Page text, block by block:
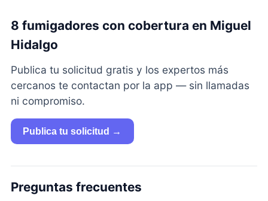
8 fumigadores con cobertura en Miguel
Hidalgo
Publica tu solicitud gratis y los expertos más
cercanos te contactan por la app — sin llamadas
ni compromiso.
Publica tu solicitud →
Preguntas frecuentes